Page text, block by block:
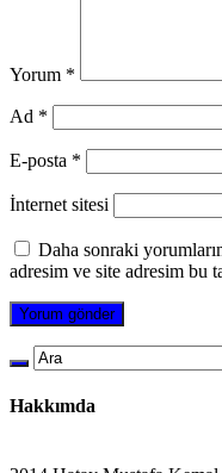
Yorum *
Ad *
E-posta *
İnternet sitesi
Daha sonraki
adresim ve site adresim bu
Hakkımda